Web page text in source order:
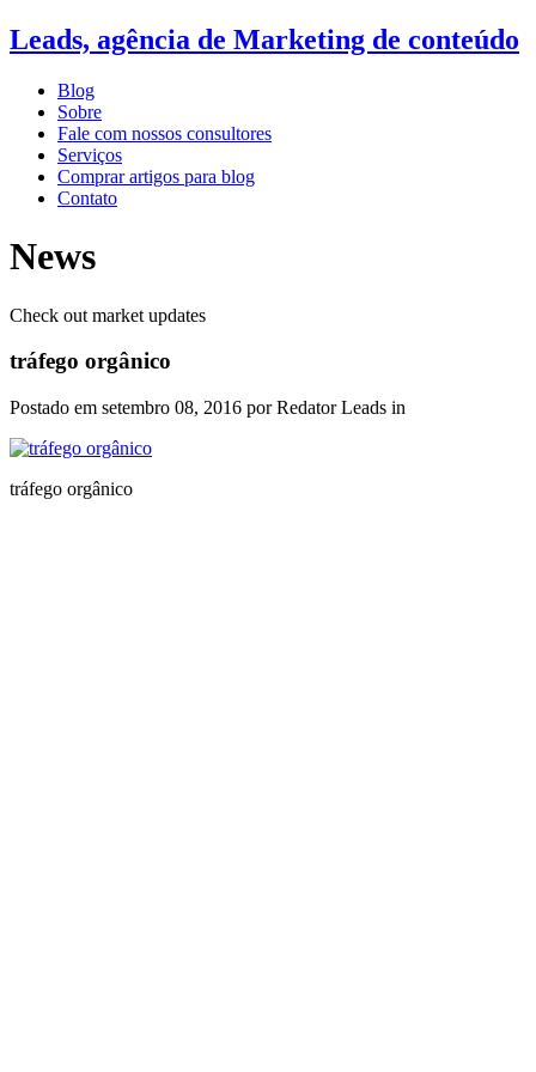
Leads, agência de Marketing de conteúdo
Blog
Sobre
Fale com nossos consultores
Serviços
Comprar artigos para blog
Contato
News
Check out market updates
tráfego orgânico
Postado em setembro 08, 2016 por Redator Leads in
tráfego orgânico